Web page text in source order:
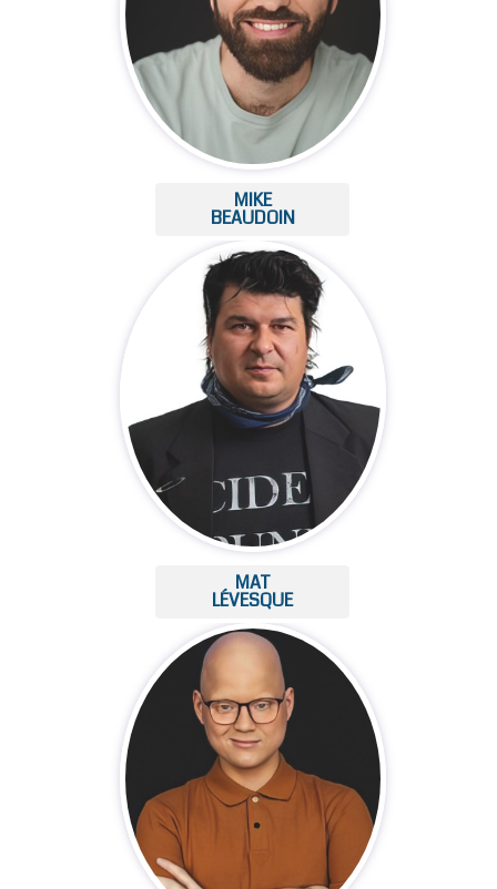
MIKE
BEAUDOIN
MAT
LÉVESQUE